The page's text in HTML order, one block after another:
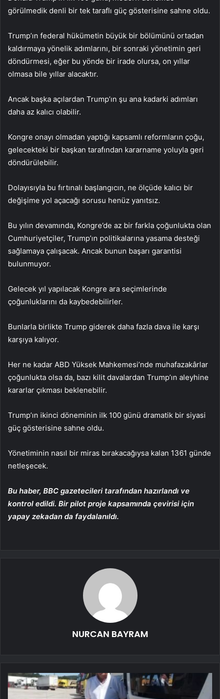
görülmedik denli bir tek taraflı güç gösterisine sahne oldu.
Trump’ın federal hükümetin büyük bir bölümünü ortadan
kaldırmaya yönelik adımlarını, bir sonraki yönetimin geri
döndürmesi, eğer bu yönde bir irade olursa, on yıllar
olmasa bile yıllar alacaktır.
Ancak başka açılardan Trump’ın şu ana kadarki adımları
daha az kalıcı olabilir.
Kongre onayı olmadan yaptığı kapsamlı reformların çoğu,
gelecekteki bir başkan tarafından kararname yoluyla geri
döndürülebilir.
Dolayısıyla bu fırtınalı başlangıcın, ne ölçüde kalıcı bir
değişime yol açacağı sorusu henüz yanıtsız.
Bu yılın devamında, Kongre’de az bir farkla çoğunlukta olan
Cumhuriyetçiler, Trump’ın politikalarına yasama desteği
sağlamaya çalışacak. Ancak bunun başarı garantisi
bulunmuyor.
Gelecek yıl yapılacak Kongre ara seçimlerinde
çoğunluklarını da kaybedebilirler.
Bunlarla birlikte Trump giderek daha fazla dava ile karşı
karşıya kalıyor.
Her ne kadar ABD Yüksek Mahkemesi’nde muhafazakârlar
çoğunlukta olsa da, bazı kilit davalardan Trump’ın aleyhine
kararlar çıkması beklenebilir.
Trump’ın ikinci döneminin ilk 100 günü dramatik bir siyasi
güç gösterisine sahne oldu.
Yönetiminin nasıl bir miras bırakacağıysa kalan 1361 günde
netleşecek.
Bu haber, BBC gazetecileri tarafından hazırlandı ve
kontrol edildi. Bir pilot proje kapsamında çevirisi için
yapay zekadan da faydalanıldı.
NURCAN BAYRAM